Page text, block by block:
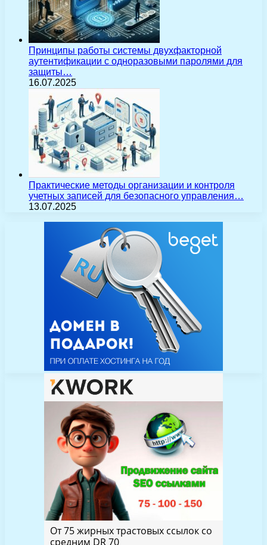
Принципы работы системы двухфакторной
аутентификации с одноразовыми паролями для
защиты…
16.07.2025
Практические методы организации и контроля
учетных записей для безопасного управления…
13.07.2025